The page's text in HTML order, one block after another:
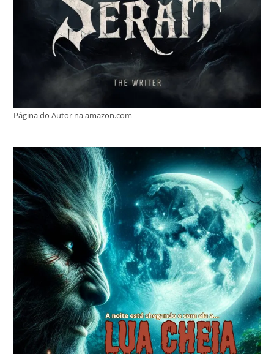
Página do Autor na amazon.com